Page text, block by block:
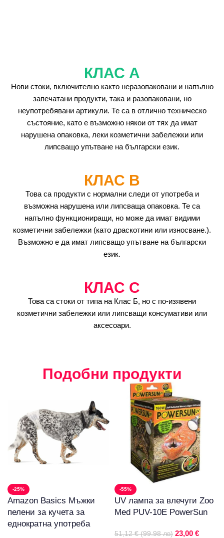
КЛАС А
Нови стоки, включително както неразопаковани и напълно
запечатани продукти, така и разопаковани, но
неупотребявани артикули. Те са в отлично техническо
състояние, като е възможно някои от тях да имат
нарушена опаковка, леки козметични забележки или
липсващо упътване на български език.
КЛАС B
Това са продукти с нормални следи от употреба и
възможна нарушена или липсваща опаковка. Те са
напълно функциониращи, но може да имат видими
козметични забележки (като драскотини или износване.).
Възможно е да имат липсващо упътване на български
език.
КЛАС C
Това са стоки от типа на Клас Б, но с по-изявени
козметични забележки или липсващи консумативи или
аксесоари.
Подобни продукти
-25%
Amazon Basics Мъжки
пелени за кучета за
еднократна употреба
-55%
UV лампа за влечуги Zoo
Med PUV-10E PowerSun
51,12 € (99.98 лв) 23,00 €